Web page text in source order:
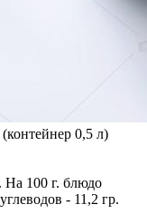
0,5 л)
На 100 г. блюдо
- 11,2 гр.